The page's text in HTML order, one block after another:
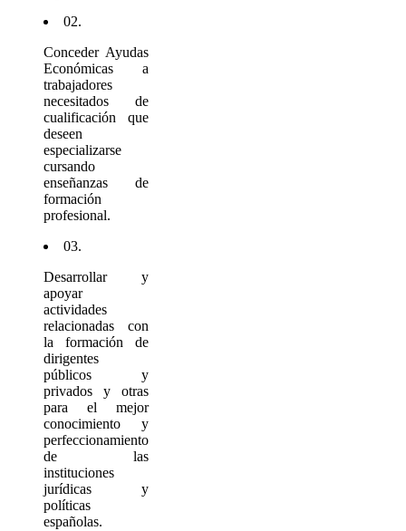
02.
Conceder Ayudas
Económicas a
trabajadores
necesitados de
cualificación que
deseen
especializarse
cursando
enseñanzas de
formación
profesional.
03.
Desarrollar y
apoyar
actividades
relacionadas con
la formación de
dirigentes
públicos y
privados y otras
para el mejor
conocimiento y
perfeccionamiento
de las
instituciones
jurídicas y
políticas
españolas.